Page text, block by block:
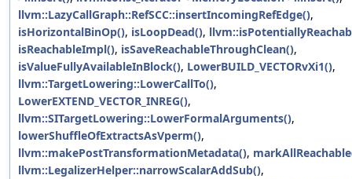
llvm::LazyCallGraph::RefSCC::insertIncomingRefEdge(),
isHorizontalBinOp(), isLoopDead(),
isReachableImpl(), isSaveReachableThroughClean(),
isValueFullyAvailableInBlock(), LowerBUILD_VECTORvXi1(),
llvm::TargetLowering::LowerCallTo(),
LowerEXTEND_VECTOR_INREG(),
llvm::SITargetLowering::LowerFormalArguments(),
lowerShuffleOfExtractsAsVperm(),
llvm::makePostTransformationMetadata(),
llvm::LegalizerHelper::narrowScalarAddSub(),